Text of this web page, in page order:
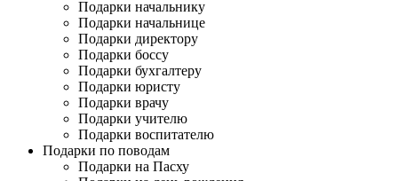
Подарки начальнику
Подарки начальнице
Подарки директору
Подарки боссу
Подарки бухгалтеру
Подарки юристу
Подарки врачу
Подарки учителю
Подарки воспитателю
Подарки по поводам
Подарки на Пасху